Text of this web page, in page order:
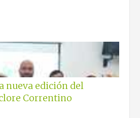
nueva edición del
Correntino